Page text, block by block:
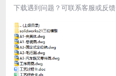
下载遇到问题？可联系客服或反馈